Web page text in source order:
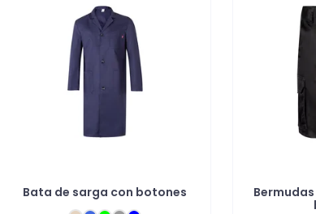
Bata de sarga con botones